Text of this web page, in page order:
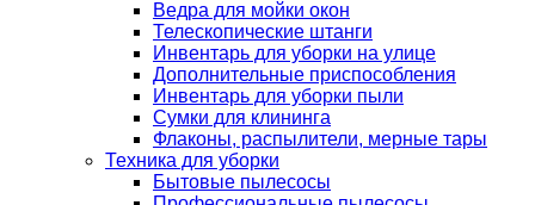
Ведра для мойки окон
Телескопические штанги
Инвентарь для уборки на улице
Дополнительные приспособления
Инвентарь для уборки пыли
Сумки для клининга
Флаконы, распылители, мерные тары
Техника для уборки
Бытовые пылесосы